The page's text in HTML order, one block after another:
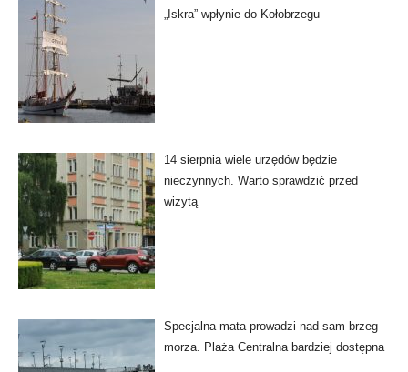
„Iskra” wpłynie do Kołobrzegu
14 sierpnia wiele urzędów będzie
nieczynnych. Warto sprawdzić przed
wizytą
Specjalna mata prowadzi nad sam brzeg
morza. Plaża Centralna bardziej dostępna